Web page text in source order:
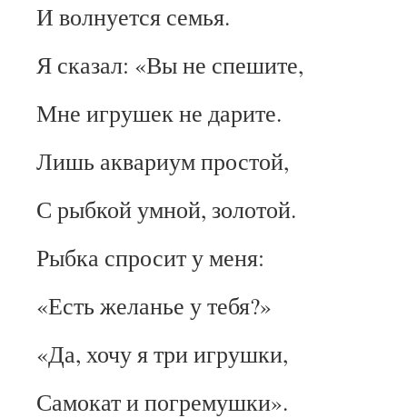
И волнуется семья.
Я сказал: «Вы не спешите,
Мне игрушек не дарите.
Лишь аквариум простой,
С рыбкой умной, золотой.
Рыбка спросит у меня:
«Есть желанье у тебя?»
«Да, хочу я три игрушки,
Самокат и погремушки».